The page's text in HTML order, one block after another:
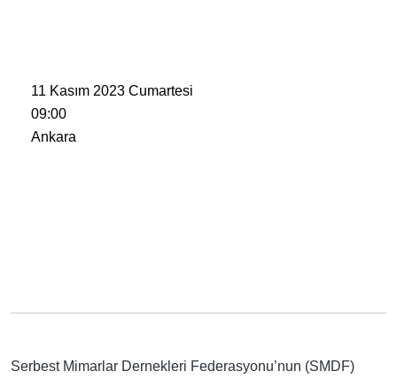
11 Kasım 2023 Cumartesi
09:00
Ankara
Serbest Mimarlar Dernekleri Federasyonu’nun (SMDF)